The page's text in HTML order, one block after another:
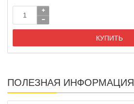
КУПИТЬ
ПОЛЕЗНАЯ ИНФОРМАЦИЯ